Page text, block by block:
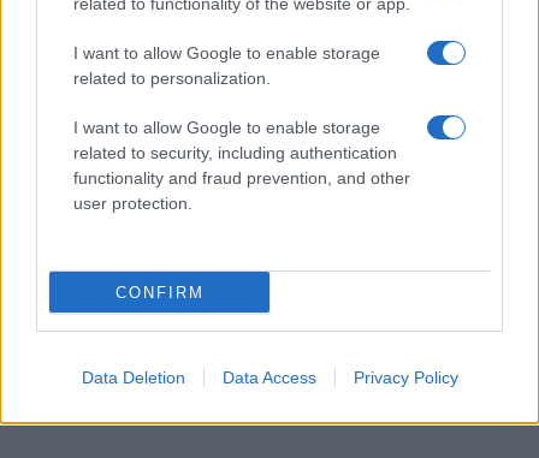
I want to allow Google to enable storage
related to personalization.
I want to allow Google to enable storage
related to security, including authentication
functionality and fraud prevention, and other
user protection.
CONFIRM
Data Deletion Data Access Privacy Policy
ΠΕΡΙΣΣΌΤΕΡΑDETAILS